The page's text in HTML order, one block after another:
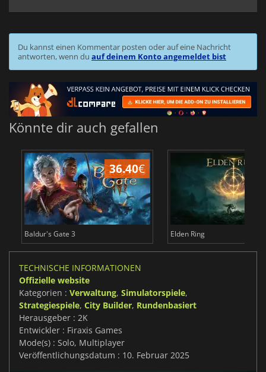
Du kannst einen Kommentar posten oder auf eine Nachricht
antworten, wenn du auf deinem Konto angemeldet bist
Könnte dir auch gefallen
36.40€
Baldur's Gate 3 Elden Ring
TECHNISCHE INFORMATIONEN
Offizielle website
Kategorien : Verwaltung, Simulatorspiele,
Strategiespiele, City Builder, Rundenbasiert
Herausgeber : 2K
Entwickler : Firaxis Games
Mode(s) : Solo, Multiplayer
Veröffentlichungsdatum : 10. Februar 2025